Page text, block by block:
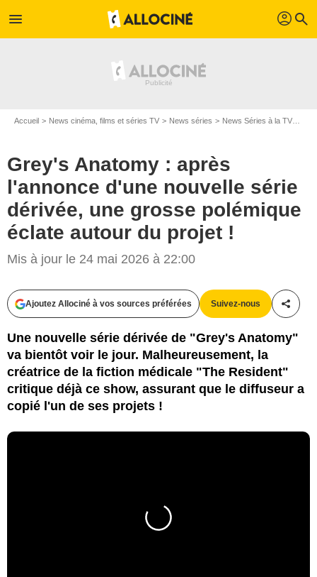
menu profil search
Accueil News cinéma, films et séries TV News séries News Séries à la TV
Grey's Anatomy : après
l'annonce d'une nouvelle série
dérivée, une grosse polémique
éclate autour du projet !
Mis à jour le 24 mai 2026 à 22:00
Ajoutez Allociné à vos sources préférées Suivez-nous
Une nouvelle série dérivée de "Grey's Anatomy"
va bientôt voir le jour. Malheureusement, la
créatrice de la fiction médicale "The Resident"
critique déjà ce show, assurant que le diffuseur a
copié l'un de ses projets !